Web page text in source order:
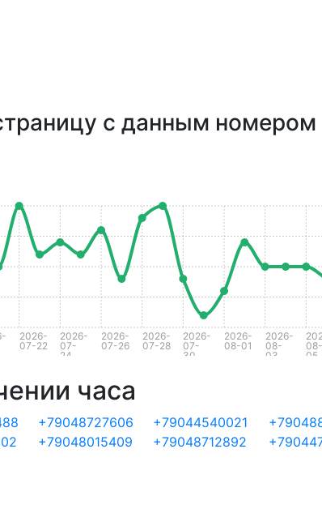
с данным номером
2026-
07-22
2026-
07-
24
2026-
07-26
2026-
07-28
2026-
07-
30
2026-
08-01
2026-
08-
03
08-
05
часа
+79048727606 +79044540021
+79048015409 +79048712892